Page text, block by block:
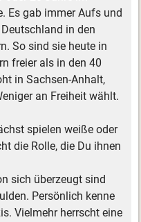
Es gab immer Aufs und
in den
So sind sie heute in
freier als in den 40
in Sachsen-Anhalt,
an Freiheit wählt.
spielen weiße oder
die Rolle, die Du ihnen
sich überzeugt sind
Persönlich kenne
Vielmehr herrscht eine